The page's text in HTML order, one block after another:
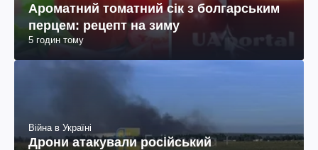
Ароматний томатний сік з болгарським
перцем: рецепт на зиму
5 годин тому
Війна в Україні
Дрони атакували російський